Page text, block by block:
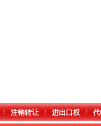
注销转让 进出口权